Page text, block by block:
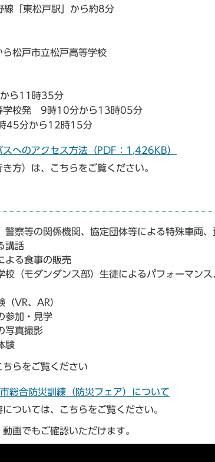
線「東松戸駅」から約8分
松戸市立松戸高等学校
ら11時35分
学校発 9時10分から13時05分
分から12時15分
スへのアクセス方法（PDF：1,426KB）
方）は、こちらをご覧ください。
警察等の関係機関、協定団体等による特殊車両
講話
よる食事の販売
校（モダンダンス部）生徒によるパフォーマン
VR、AR）
参加・見学
写真撮影
験
ちらをご覧ください
総合防災訓練（防災フェア）について
ついては、こちらをご覧ください。
画でもご確認いただけます。